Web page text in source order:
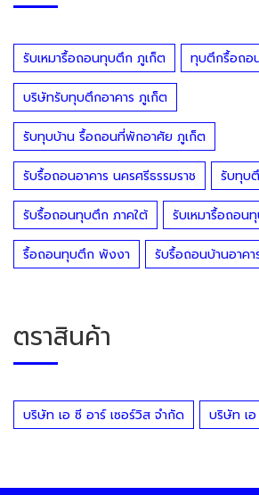
รับเหมารื้อถอนทุบตึก ภูเก็ต ทุบตึกรื้อถอ
บริษัทรับทุบตึกอาคาร ภูเก็ต
รับทุบบ้าน รื้อถอนที่พักอาศัย ภูเก็ต
รับรื้อถอนอาคาร นครศรีธรรมราช รับทุบ
รับรื้อถอนทุบตึก ภาคใต้ รับเหมารื้อถอน
รื้อถอนทุบตึก พังงา รับรื้อถอนบ้านอาคา
ตราสินค้า
บริษัท เอ ซี อาร์ เซอร์วิส จำกัด บริษัท เ